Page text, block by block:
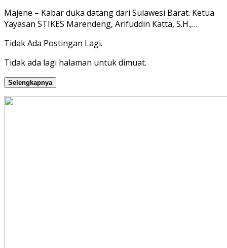
Majene – Kabar duka datang dari Sulawesi Barat. Ketua
Yayasan STIKES Marendeng, Arifuddin Katta, S.H.,…
Tidak Ada Postingan Lagi.
Tidak ada lagi halaman untuk dimuat.
Selengkapnya